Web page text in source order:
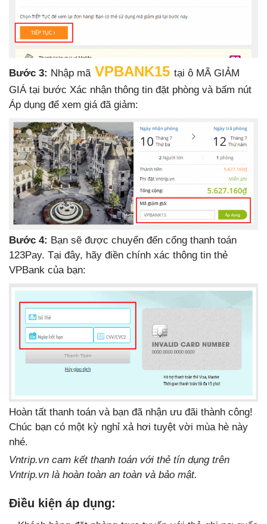
Bước 3: Nhập mãVPBANK15 tại ô MÃ GIẢM
GIÁ tại bước Xác nhận thông tin đặt phòng và bấm nút
Áp dụng để xem giá đã giảm:
Bước 4: Bạn sẽ được chuyển đến cổng thanh toán
123Pay. Tại đây, hãy điền chính xác thông tin thẻ
VPBank của bạn:
Hoàn tất thanh toán và bạn đã nhận ưu đãi thành công!
Chúc bạn có một kỳ nghỉ xả hơi tuyệt vời mùa hè này
nhé.
Vntrip.vn cam kết thanh toán với thẻ tín dụng trên
Vntrip.vn là hoàn toàn an toàn và bảo mật.
Điều kiện áp dụng: